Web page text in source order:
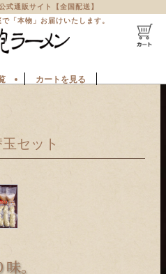
式通販サイト【全国配送】
「本物」お届けいたします。
カートを見る
セット
。